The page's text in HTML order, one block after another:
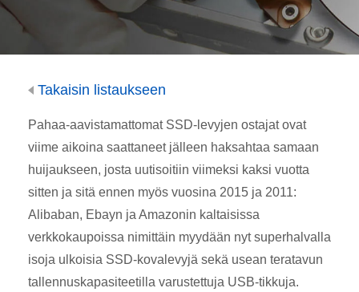
Takaisin listaukseen
Pahaa-aavistamattomat SSD-levyjen ostajat ovat
viime aikoina saattaneet jälleen haksahtaa samaan
huijaukseen, josta uutisoitiin viimeksi kaksi vuotta
sitten ja sitä ennen myös vuosina 2015 ja 2011:
Alibaban, Ebayn ja Amazonin kaltaisissa
verkkokaupoissa nimittäin myydään nyt superhalvalla
isoja ulkoisia SSD-kovalevyjä sekä usean teratavun
tallennuskapasiteetilla varustettuja USB-tikkuja.